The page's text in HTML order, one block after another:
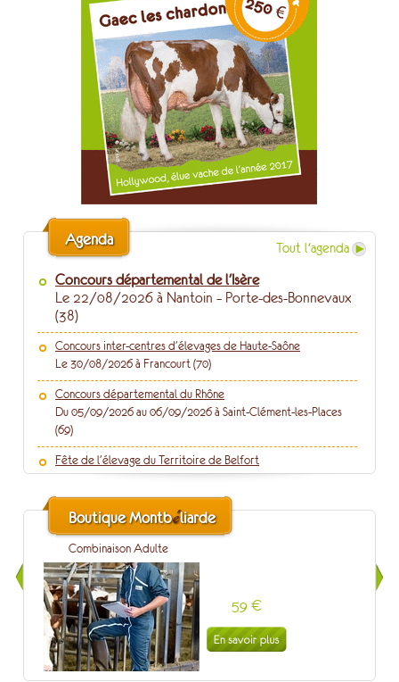
Tout l'agenda
Agenda
Concours départemental de l'Isère
Le 22/08/2026 à Nantoin – Porte-des-Bonnevaux
(38)
Concours inter-centres d'élevages de Haute-Saône
Le 30/08/2026 à Francourt (70)
Concours départemental du Rhône
Du 05/09/2026 au 06/09/2026 à Saint-Clément-les-Places
(69)
Fête de l'élevage du Territoire de Belfort
Le 06/09/2026 à Faverois (90)
Comice de Saint-Flour
Le 12/09/2026 à Talizat (15)
Concours départemental de Loire-Atlantique
Le 13/09/2026 à Châteaubriant (44)
SPACE
Du 15/09/2026 au 17/09/2026 à Rennes (35)
Sommet de l'Elevage
Du 06/10/2026 au 09/10/2026 à Cournon d'Auvergne (63)
Boutique Montbéliarde
Combinaison Adulte
59 €